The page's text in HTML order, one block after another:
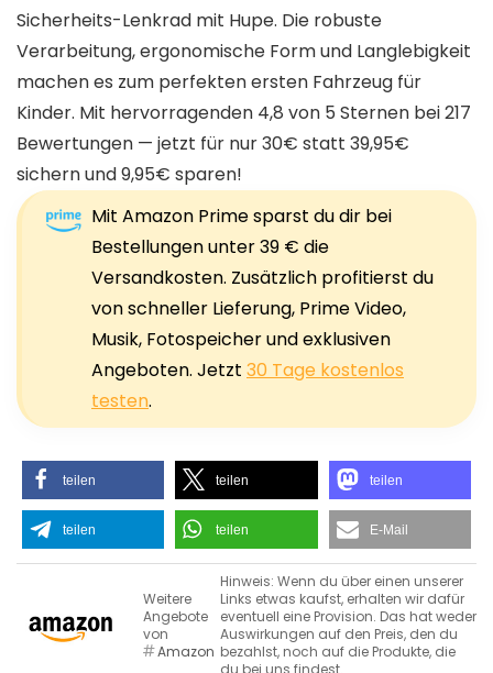
Sicherheits-Lenkrad mit Hupe. Die robuste
Verarbeitung, ergonomische Form und Langlebigkeit
machen es zum perfekten ersten Fahrzeug für
Kinder. Mit hervorragenden 4,8 von 5 Sternen bei 217
Bewertungen — jetzt für nur 30€ statt 39,95€
sichern und 9,95€ sparen!
Mit Amazon Prime sparst du dir bei
Bestellungen unter 39 € die
Versandkosten. Zusätzlich profitierst du
von schneller Lieferung, Prime Video,
Musik, Fotospeicher und exklusiven
Angeboten. Jetzt 30 Tage kostenlos
testen.
teilen teilen teilen
teilen teilen E-Mail
Weitere
Angebote
von
Amazon
Hinweis: Wenn du über einen unserer
Links etwas kaufst, erhalten wir dafür
eventuell eine Provision. Das hat weder
Auswirkungen auf den Preis, den du
bezahlst, noch auf die Produkte, die